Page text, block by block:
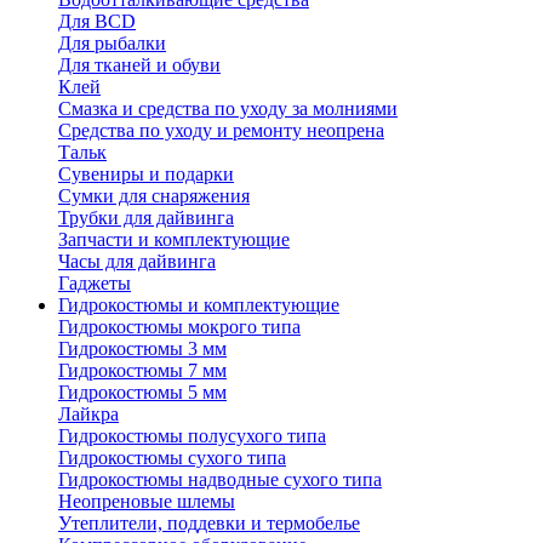
Для BCD
Для рыбалки
Для тканей и обуви
Клей
Смазка и средства по уходу за молниями
Средства по уходу и ремонту неопрена
Тальк
Сувениры и подарки
Сумки для снаряжения
Трубки для дайвинга
Запчасти и комплектующие
Часы для дайвинга
Гаджеты
Гидрокостюмы и комплектующие
Гидрокостюмы мокрого типа
Гидрокостюмы 3 мм
Гидрокостюмы 7 мм
Гидрокостюмы 5 мм
Лайкра
Гидрокостюмы полусухого типа
Гидрокостюмы сухого типа
Гидрокостюмы надводные сухого типа
Неопреновые шлемы
Утеплители, поддевки и термобелье